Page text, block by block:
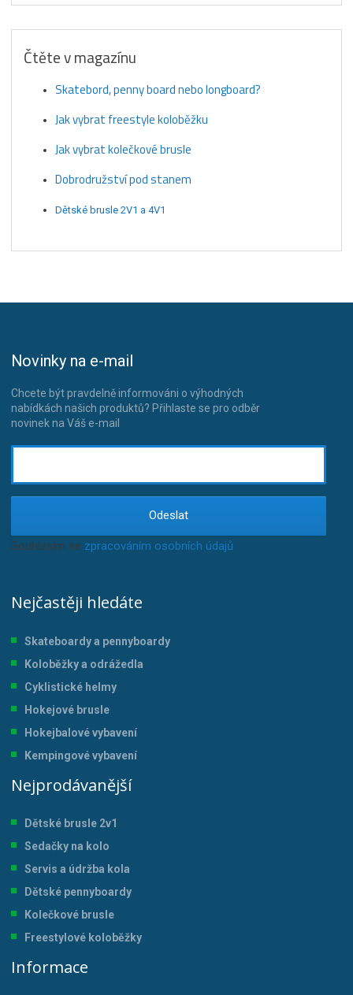
Čtěte v magazínu
Skatebord, penny board nebo longboard?
Jak vybrat freestyle koloběžku
Jak vybrat kolečkové brusle
Dobrodružství pod stanem
Dětské brusle 2V1 a 4V1
Novinky na e-mail
Chcete být pravdelně informováni o výhodných
nabídkách našich produktů? Přihlaste se pro odběr
novinek na Váš e-mail
Odeslat
Souhlasím se zpracováním osobních údajů.
Nejčastěji hledáte
Skateboardy a pennyboardy
Koloběžky a odrážedla
Cyklistické helmy
Hokejové brusle
Hokejbalové vybavení
Kempingové vybavení
Nejprodávanější
Dětské brusle 2v1
Sedačky na kolo
Servis a údržba kola
Dětské pennyboardy
Kolečkové brusle
Freestylové koloběžky
Informace